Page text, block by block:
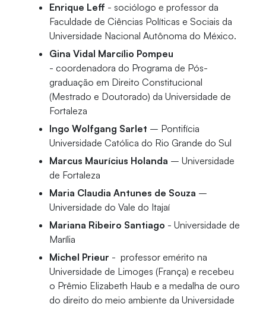
Enrique Leff - sociólogo e professor da
Faculdade de Ciências Políticas e Sociais da
Universidade Nacional Autônoma do México.
Gina Vidal Marcílio Pompeu
- coordenadora do Programa de Pós-
graduação em Direito Constitucional
(Mestrado e Doutorado) da Universidade de
Fortaleza
Ingo Wolfgang Sarlet – Pontifícia
Universidade Católica do Rio Grande do Sul
Marcus Maurícius Holanda – Universidade
de Fortaleza
Maria Claudia Antunes de Souza –
Universidade do Vale do Itajaí
Mariana Ribeiro Santiago - Universidade de
Marília
Michel Prieur - professor emérito na
Universidade de Limoges (França) e recebeu
o Prêmio Elizabeth Haub e a medalha de ouro
do direito do meio ambiente da Universidade